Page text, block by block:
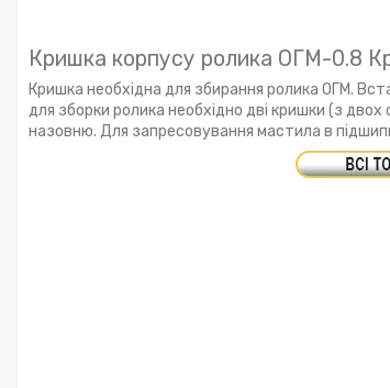
Кришка корпусу ролика ОГМ-0.8
Кришка необхідна для збирання ролика ОГМ.
для зборки ролика необхідно дві кришки (з
назовню. Для запресовування мастила в